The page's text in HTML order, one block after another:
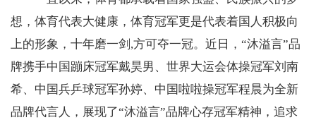
想，体育代表大健康，体育冠军更是代表着国人积极向
上的形象，十年磨一剑,方可夺一冠。近日，“沐溢言”品
牌携手中国蹦床冠军戴昊男、世界大运会体操冠军刘南
希、中国兵乒球冠军孙婷、中国啦啦操冠军程晨为全新
品牌代言人，展现了“沐溢言”品牌心存冠军精神，追求